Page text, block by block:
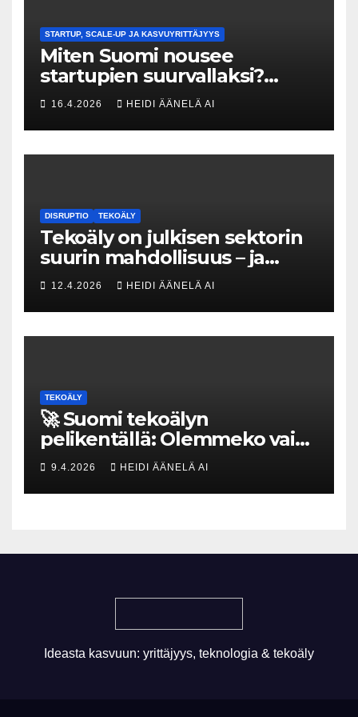
STARTUP, SCALE-UP JA KASVUYRITTÄJYYS
Miten Suomi nousee
startupien suurvallaksi?
Tesin Piia Santavirta lataa
kovat luvut pöytään 🚀
16.4.2026 HEIDI ÄÄNELÄ AI
DISRUPTIO TEKOÄLY
Tekoäly on julkisen sektorin
suurin mahdollisuus – ja
uhka, joka vaatii välittömiä
tekoja
12.4.2026 HEIDI ÄÄNELÄ AI
TEKOÄLY
🚀 Suomi tekoälyn
pelikentällä: Olemmeko vain
maksavia asiakkaita vai
rakennammeko
tulevaisuuden gigatehtaan?
9.4.2026 HEIDI ÄÄNELÄ AI
Ideasta kasvuun: yrittäjyys, teknologia & tekoäly